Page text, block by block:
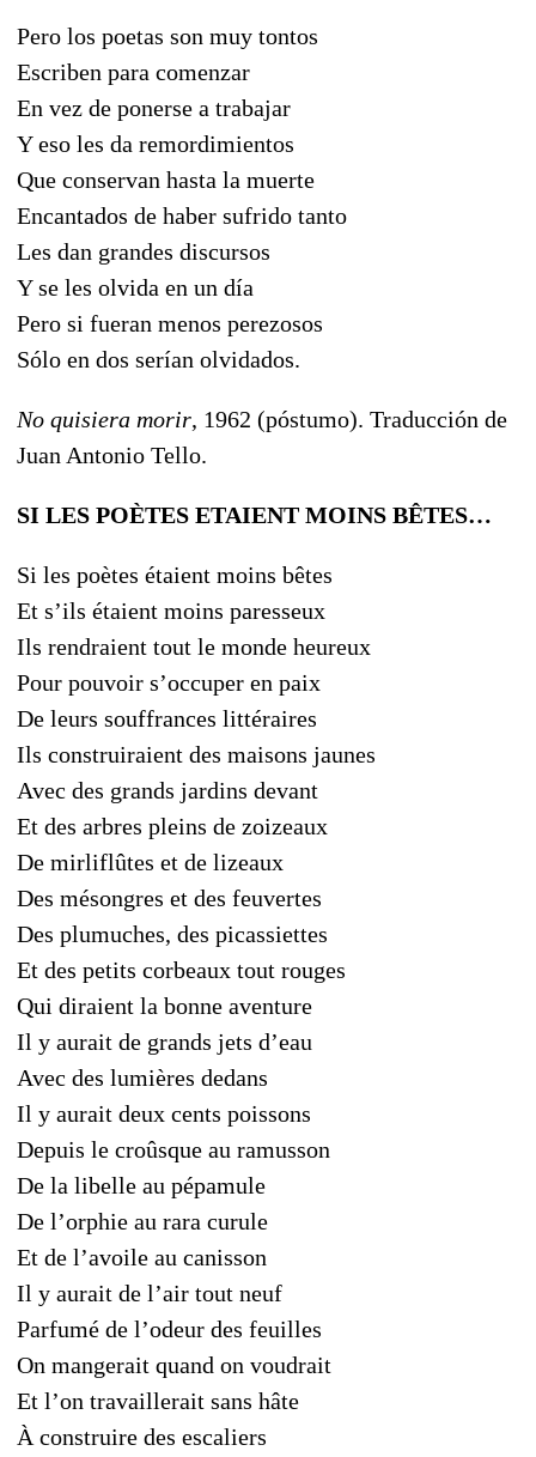
Pero los poetas son muy tontos
Escriben para comenzar
En vez de ponerse a trabajar
Y eso les da remordimientos
Que conservan hasta la muerte
Encantados de haber sufrido tanto
Les dan grandes discursos
Y se les olvida en un día
Pero si fueran menos perezosos
Sólo en dos serían olvidados.
No quisiera morir, 1962 (póstumo). Traducción de
Juan Antonio Tello.
SI LES POÈTES ETAIENT MOINS BÊTES…
Si les poètes étaient moins bêtes
Et s’ils étaient moins paresseux
Ils rendraient tout le monde heureux
Pour pouvoir s’occuper en paix
De leurs souffrances littéraires
Ils construiraient des maisons jaunes
Avec des grands jardins devant
Et des arbres pleins de zoizeaux
De mirliflûtes et de lizeaux
Des mésongres et des feuvertes
Des plumuches, des picassiettes
Et des petits corbeaux tout rouges
Qui diraient la bonne aventure
Il y aurait de grands jets d’eau
Avec des lumières dedans
Il y aurait deux cents poissons
Depuis le croûsque au ramusson
De la libelle au pépamule
De l’orphie au rara curule
Et de l’avoile au canisson
Il y aurait de l’air tout neuf
Parfumé de l’odeur des feuilles
On mangerait quand on voudrait
Et l’on travaillerait sans hâte
À construire des escaliers